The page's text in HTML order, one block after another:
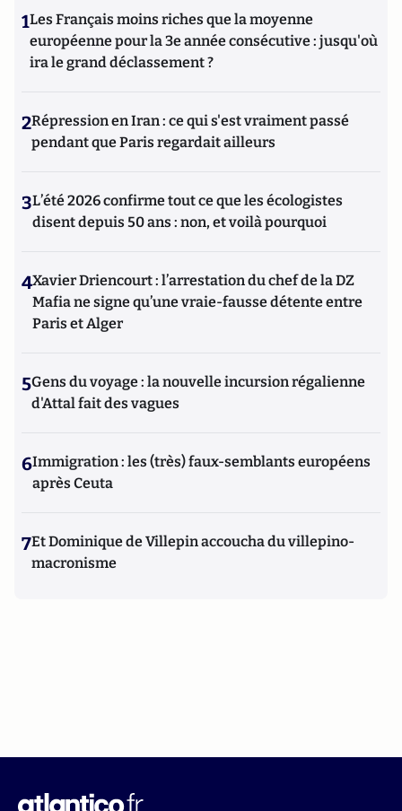
1Les Français moins riches que la moyenne
européenne pour la 3e année consécutive : jusqu'où
ira le grand déclassement ?
2Répression en Iran : ce qui s'est vraiment passé
pendant que Paris regardait ailleurs
3L’été 2026 confirme tout ce que les écologistes
disent depuis 50 ans : non, et voilà pourquoi
4Xavier Driencourt : l’arrestation du chef de la DZ
Mafia ne signe qu’une vraie-fausse détente entre
Paris et Alger
5Gens du voyage : la nouvelle incursion régalienne
d'Attal fait des vagues
6Immigration : les (très) faux-semblants européens
après Ceuta
7Et Dominique de Villepin accoucha du villepino-
macronisme